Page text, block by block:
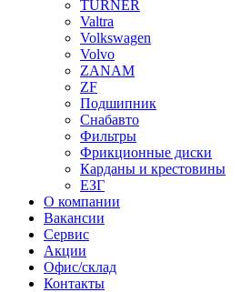
TURNER
Valtra
Volkswagen
Volvo
ZANAM
ZF
Подшипник
Снабавто
Фильтры
Фрикционные диски
Карданы и крестовины
ЕЗГ
О компании
Вакансии
Сервис
Акции
Офис/склад
Контакты